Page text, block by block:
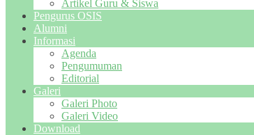
Artikel Guru & Siswa
Pengurus OSIS
Alumni
Informasi
Agenda
Pengumuman
Editorial
Galeri
Galeri Photo
Galeri Video
Download